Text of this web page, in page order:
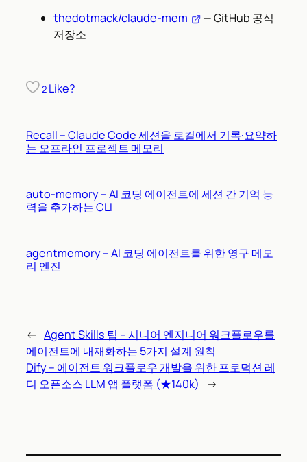
thedotmack/claude-mem
— GitHub 공식
저장소
2 Like?
Recall – Claude Code 세션을 로컬에서 기록·요약하
는 오프라인 프로젝트 메모리
auto-memory – AI 코딩 에이전트에 세션 간 기억 능
력을 추가하는 CLI
agentmemory – AI 코딩 에이전트를 위한 영구 메모
리 엔진
← Agent Skills 팁 – 시니어 엔지니어 워크플로우를
에이전트에 내재화하는 5가지 설계 원칙
Dify – 에이전트 워크플로우 개발을 위한 프로덕션 레
디 오픈소스 LLM 앱 플랫폼 (★140k)
→